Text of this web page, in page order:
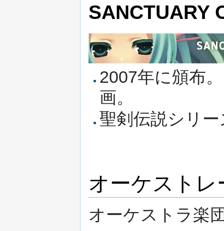
SANCTUARY
2007年に頒布
画。
聖剣伝説シリ
オーケストレ
オーケストラ楽